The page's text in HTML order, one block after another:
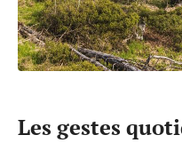
Les gestes